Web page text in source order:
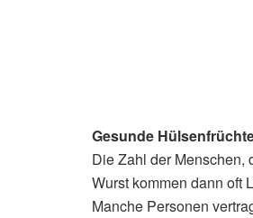
Gesunde
Die Zahl der Menschen,
Wurst kommen dann oft
Manche Personen